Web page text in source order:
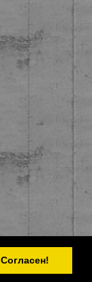
Согласен!